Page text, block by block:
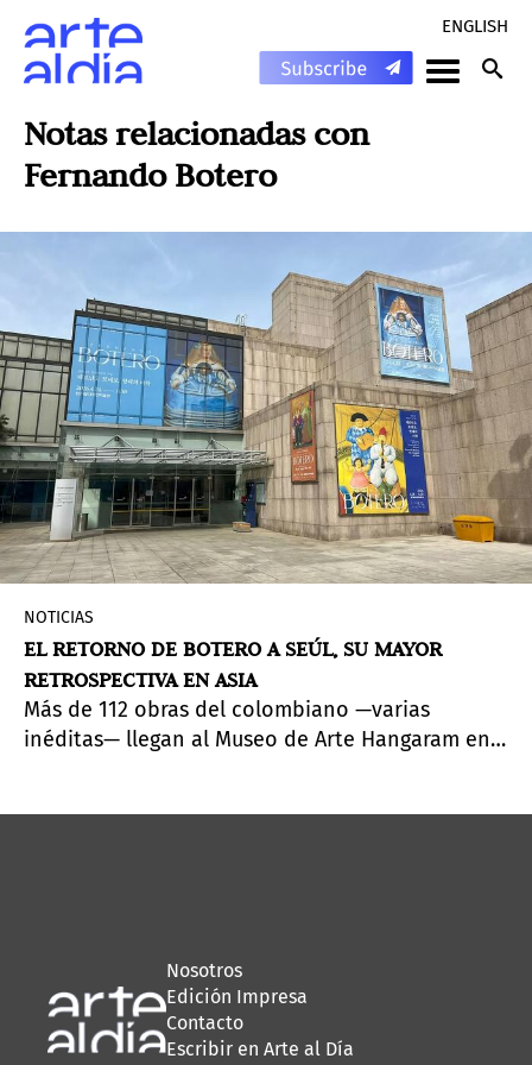
ENGLISH
Notas relacionadas con
Fernando Botero
NOTICIAS
EL RETORNO DE BOTERO A SEÚL, SU MAYOR
RETROSPECTIVA EN ASIA
Más de 112 obras del colombiano —varias
inéditas— llegan al Museo de Arte Hangaram en
Nosotros
Edición Impresa
Contacto
Escribir en Arte al Día